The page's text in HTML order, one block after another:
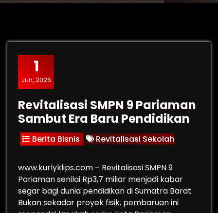
1
Jun, 2026
Revitalisasi SMPN 9 Pariaman
Sambut Era Baru Pendidikan
Berita Bisnis Revitalisasi Sekolah
www.kurlyklips.com – Revitalisasi SMPN 9
Pariaman senilai Rp3,7 miliar menjadi kabar
segar bagi dunia pendidikan di Sumatra Barat.
Bukan sekadar proyek fisik, pembaruan ini